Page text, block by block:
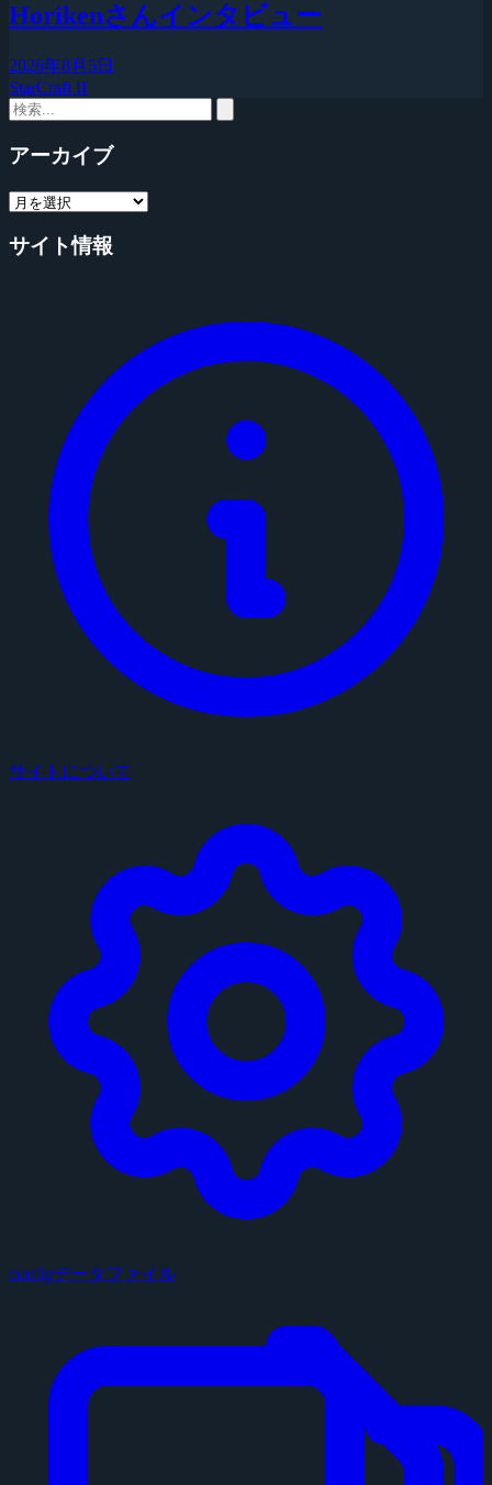
Horikenさんインタビュー
2026年8月5日
StarCraft II
アーカイブ
サイト情報
サイトについて
configデータファイル